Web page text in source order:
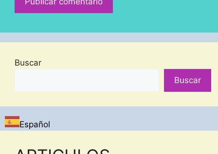
Buscar
Buscar
Español